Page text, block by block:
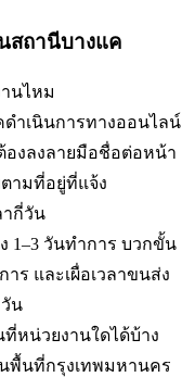
สถานีบางแค
นไหม
ำเนินการทางออนไลน์
องลงลายมือชื่อต่อหน้า
ตามที่อยู่ที่แจ้ง
ากี่วัน
1–3 วันทำการ บวกขั้น
ร และเผื่อเวลาขนส่ง
น
หน่วยงานใดได้บ้าง
พื้นที่กรุงเทพมหานคร